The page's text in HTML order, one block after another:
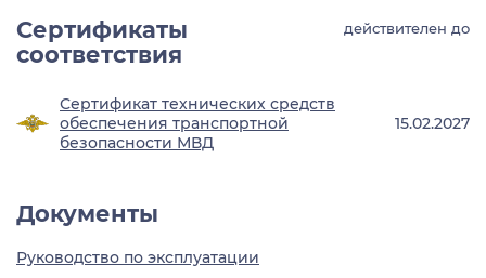
Сертификаты
соответствия
действителен до
Сертификат технических средств
обеспечения транспортной
безопасности МВД
15.02.2027
Документы
Руководство по эксплуатации